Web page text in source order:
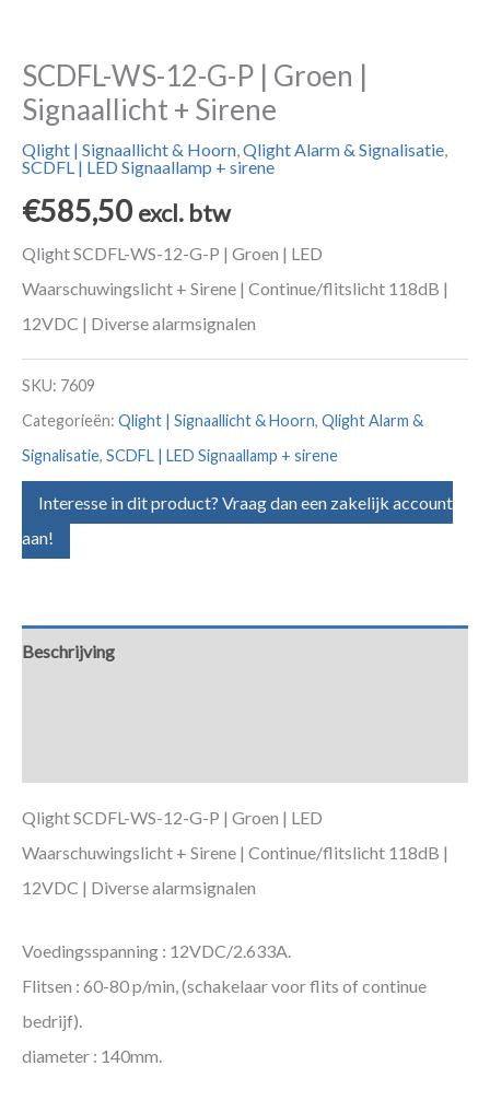
SCDFL-WS-12-G-P | Groen |
Signaallicht + Sirene
Qlight | Signaallicht & Hoorn,Qlight Alarm & Signalisatie,
SCDFL | LED Signaallamp + sirene
€585,50 excl. btw
Qlight SCDFL-WS-12-G-P | Groen | LED
Waarschuwingslicht + Sirene | Continue/flitslicht 118dB |
12VDC | Diverse alarmsignalen
SKU: 7609
Categorieën: Qlight | Signaallicht & Hoorn, Qlight Alarm &
Signalisatie, SCDFL | LED Signaallamp + sirene
Interesse in dit product? Vraag dan een zakelijk account
aan!
Beschrijving
Qlight SCDFL-WS-12-G-P | Groen | LED
Waarschuwingslicht + Sirene | Continue/flitslicht 118dB |
12VDC | Diverse alarmsignalen
Voedingsspanning : 12VDC/2.633A.
Flitsen : 60-80 p/min, (schakelaar voor flits of continue
bedrijf).
diameter : 140mm.